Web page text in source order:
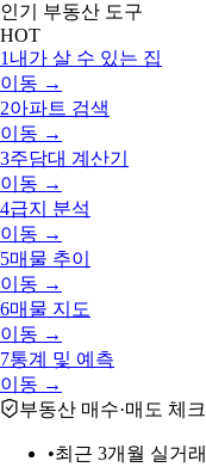
인기 부동산 도구
HOT
1 내가 살 수 있는 집
이동 →
2아파트 검색
이동 →
3주담대 계산기
이동 →
4급지 분석
이동 →
5매물 추이
이동 →
6매물 지도
이동 →
7통계 및 예측
이동 →
부동산 매수·매도 체
•최근 3개월 실거